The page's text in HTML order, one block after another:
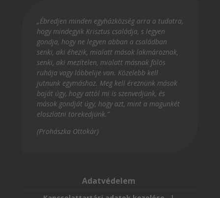
„Ébredjen minden egyházközség arra a tudatra,
hogy mindegyik Krisztus családja, s legyen
gondja, hogy ne legyen abban a családban
senki, aki éhezik, mialatt mások lakmároznak,
senki, aki mezítelen, mialatt másnak fölös
ruhája vagy lábbelije van. Közelebb kell
jutnunk egymáshoz. Meg kell éreznünk mások
baját úgy, hogy attól mi is szenvedjünk, és
mások gondját úgy, hogy azt, mint a magunkét
eloszlatni törekedjünk.”
(Prohászka Ottokár)
Adatvédelem